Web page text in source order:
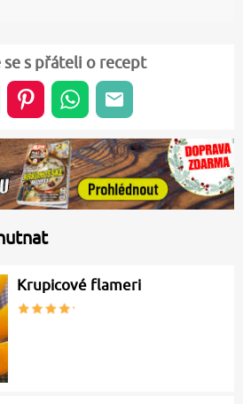
s přáteli o recept
Krupicové flameri